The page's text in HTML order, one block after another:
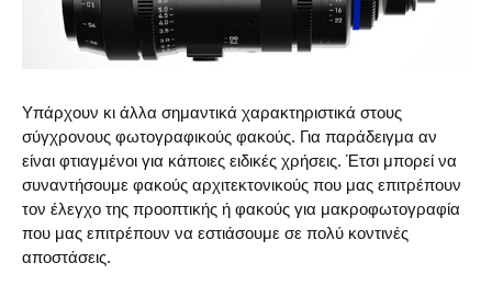
Υπάρχουν κι άλλα σημαντικά χαρακτηριστικά στους
σύγχρονους φωτογραφικούς φακούς. Για παράδειγμα αν
είναι φτιαγμένοι για κάποιες ειδικές χρήσεις. Έτσι μπορεί να
συναντήσουμε φακούς αρχιτεκτονικούς που μας επιτρέπουν
τον έλεγχο της προοπτικής ή φακούς για μακροφωτογραφία
που μας επιτρέπουν να εστιάσουμε σε πολύ κοντινές
αποστάσεις.